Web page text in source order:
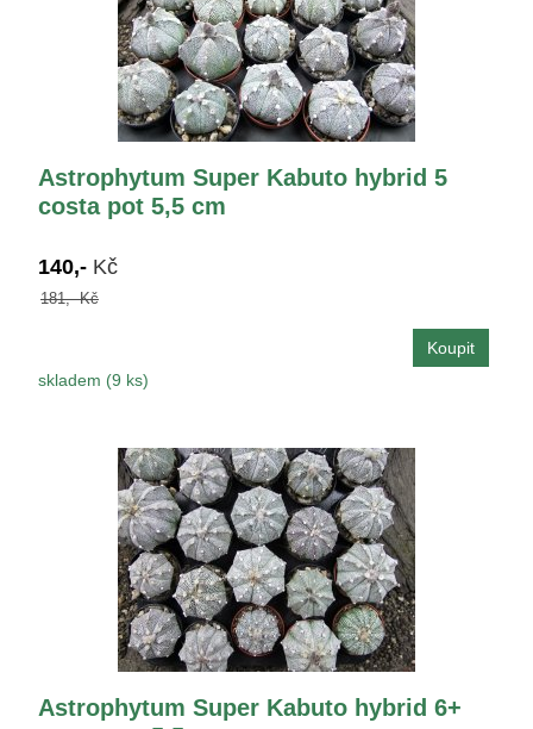
Astrophytum Super Kabuto hybrid 5
costa pot 5,5 cm
140,- Kč
181,- Kč
skladem (9 ks)
Astrophytum Super Kabuto hybrid 6+